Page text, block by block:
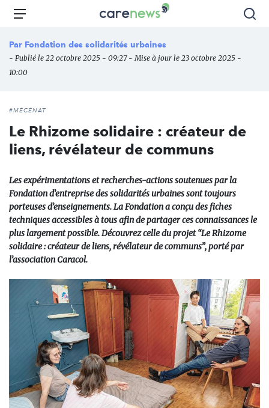
Aller
principal
Carenews,
média
des
Menu
Par Fondation des solidarités urbaines
- Publié le 22 octobre 2025 - 09:27 - Mise à jour le 23 octobre 2025 -
10:00
#MÉCÉNAT
Le Rhizome solidaire : créateur de
liens, révélateur de communs
Les expérimentations et recherches-actions soutenues par la
Fondation d’entreprise des solidarités urbaines sont toujours
porteuses d’enseignements. La Fondation a conçu des fiches
techniques accessibles à tous afin de partager ces connaissances le
plus largement possible. Découvrez celle du projet “Le Rhizome
solidaire : créateur de liens, révélateur de communs”, porté par
l’association Caracol.